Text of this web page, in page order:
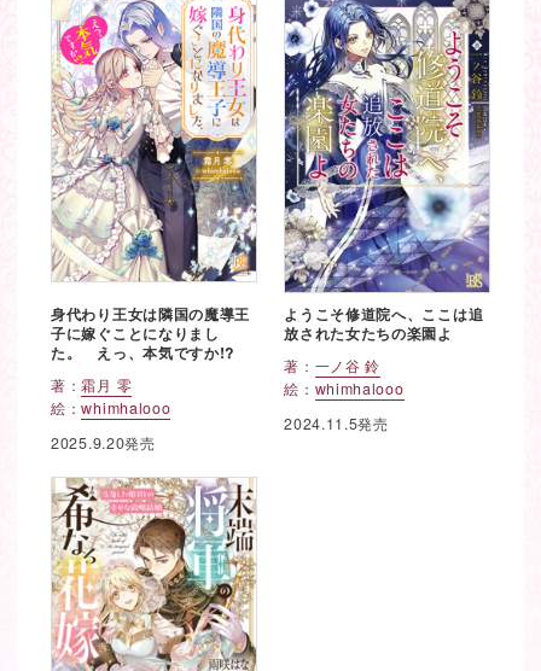
身代わり王女は隣国の魔導王
子に嫁ぐことになりまし
た。 えっ、本気ですか!?
著：霜月 零
絵：whimhalooo
2025.9.20発売
ようこそ修道院へ、ここは追
放された女たちの楽園よ
著： 一ノ谷 鈴
絵： whimhalooo
2024.11.5発売